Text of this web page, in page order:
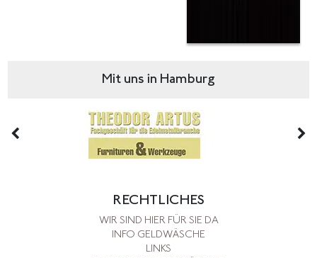
Mit uns in Hamburg
RECHTLICHES
WIR SIND HIER FÜR SIE DA
INFO GELDWÄSCHE
LINKS